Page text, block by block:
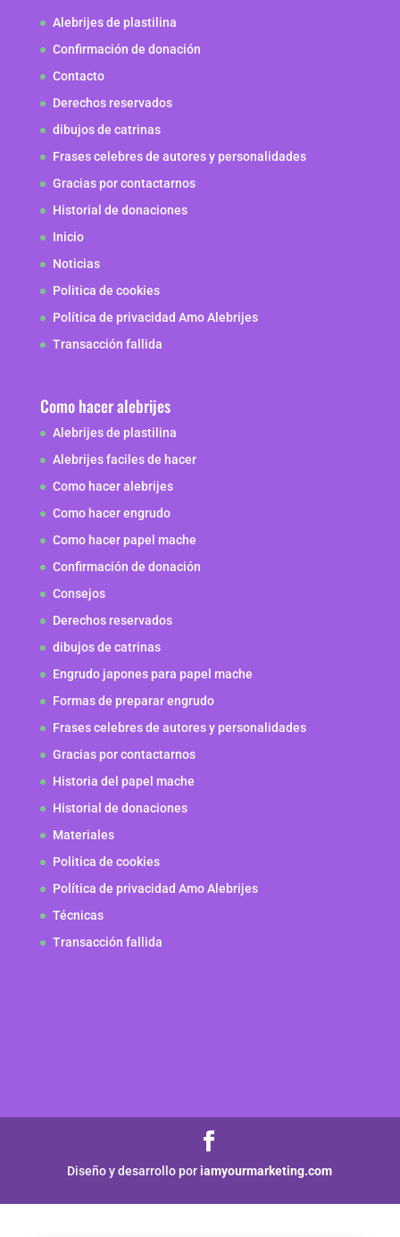
Alebrijes de plastilina
Confirmación de donación
Contacto
Derechos reservados
dibujos de catrinas
Frases celebres de autores y personalidades
Gracias por contactarnos
Historial de donaciones
Inicio
Noticias
Politica de cookies
Política de privacidad Amo Alebrijes
Transacción fallida
Como hacer alebrijes
Alebrijes de plastilina
Alebrijes faciles de hacer
Como hacer alebrijes
Como hacer engrudo
Como hacer papel mache
Confirmación de donación
Consejos
Derechos reservados
dibujos de catrinas
Engrudo japones para papel mache
Formas de preparar engrudo
Frases celebres de autores y personalidades
Gracias por contactarnos
Historia del papel mache
Historial de donaciones
Materiales
Politica de cookies
Política de privacidad Amo Alebrijes
Técnicas
Transacción fallida
Diseño y desarrollo poriamyourmarketing.com